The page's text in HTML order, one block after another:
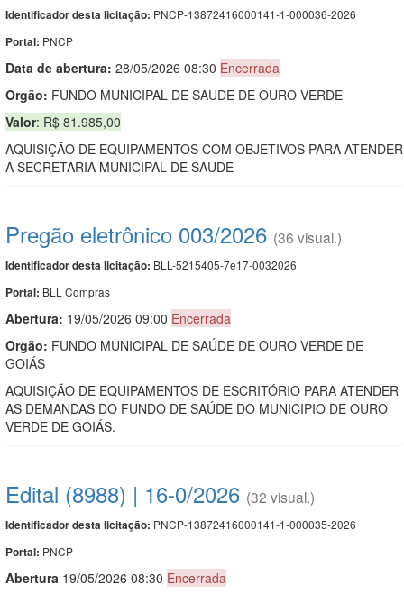
Identificador desta licitação: PNCP-13872416000141-1-000036-2026
Portal: PNCP
Data de abertura: 28/05/2026 08:30 Encerrada
Orgão: FUNDO MUNICIPAL DE SAUDE DE OURO VERDE
Valor: R$ 81.985,00
AQUISIÇÃO DE EQUIPAMENTOS COM OBJETIVOS PARA ATENDER
A SECRETARIA MUNICIPAL DE SAUDE
Pregão eletrônico 003/2026 (36 visual.)
Identificador desta licitação: BLL-5215405-7e17-0032026
Portal: BLL Compras
Abertura: 19/05/2026 09:00 Encerrada
Orgão: FUNDO MUNICIPAL DE SAÚDE DE OURO VERDE DE
GOIÁS
AQUISIÇÃO DE EQUIPAMENTOS DE ESCRITÓRIO PARA ATENDER
AS DEMANDAS DO FUNDO DE SAÚDE DO MUNICIPIO DE OURO
VERDE DE GOIÁS.
Edital (8988) | 16-0/2026 (32 visual.)
Identificador desta licitação: PNCP-13872416000141-1-000035-2026
Portal: PNCP
Abertura 19/05/2026 08:30 Encerrada